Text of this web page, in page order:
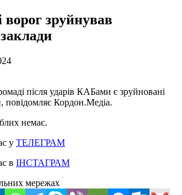
зруйнував
після ударів КАБами є зруйновані
повідомляє Кордон.Медіа.
немає.
у ТЕЛЕГРАМ
в ІНСТАГРАМ
мережах